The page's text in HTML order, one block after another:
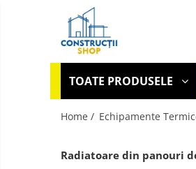
Toate Produsele
Echipamente Termice
Radiatoare din panouri de otel
Centrale Termice
TOATE PRODUSELE
Home / Echipamente
Radiatoare din panouri